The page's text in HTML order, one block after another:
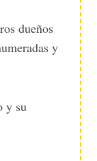
dueños
y
y su